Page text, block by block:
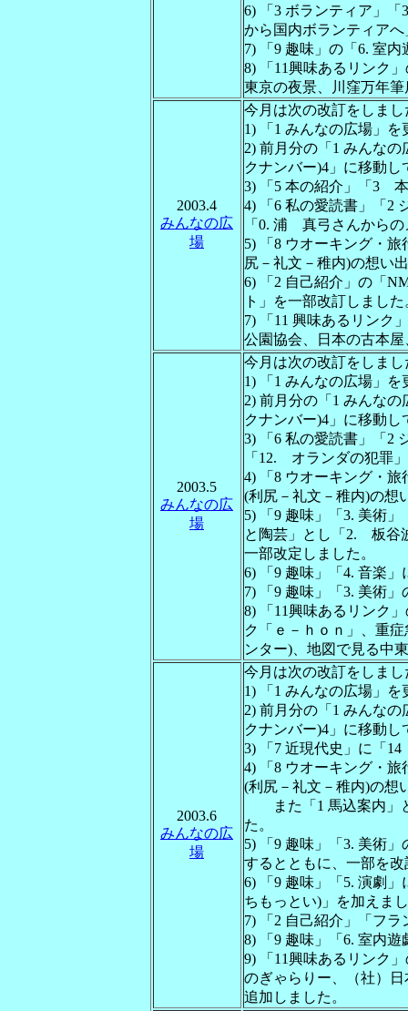
6) 「3 ボランティア」
から国内ボランティア
7) 「9 趣味」の「6. 室
8) 「11興味あるリンク
東京の夜景、川窪万年
2003.4
みんなの広
場
今月は次の改訂をしまし
1) 「1 みんなの広場」を
2) 前月分の「1 みんな
クナンバー)4」に移動し
3) 「5 本の紹介」「3
4) 「6 私の愛読書」「2
「0. 浦 真弓さんから
5) 「8 ウオーキング・
尻－礼文－稚内)の想い
6) 「2 自己紹介」の「
ト」を一部改訂しました
7) 「11 興味あるリンク
公園協会、日本の古本
2003.5
みんなの広
場
今月は次の改訂をしまし
1) 「1 みんなの広場」を
2) 前月分の「1 みんな
クナンバー)4」に移動し
3) 「6 私の愛読書」「2
「12. オランダの犯罪
4) 「8 ウオーキング・
(利尻－礼文－稚内)の想
5) 「9 趣味」「3. 美術
と陶芸」とし「2. 板谷
一部改定しました。
6) 「9 趣味」「4. 音楽
7) 「9 趣味」「3. 美術
8) 「11興味あるリンク
ク「ｅ－ｈｏｎ」、重
ンター)、地図で見る中
2003.6
みんなの広
場
今月は次の改訂をしまし
1) 「1 みんなの広場」を
2) 前月分の「1 みんな
クナンバー)4」に移動し
3) 「7 近現代史」に「
4) 「8 ウオーキング・
(利尻－礼文－稚内)の想
また「1 馬込案内」と
た。
5) 「9 趣味」「3. 美術
するとともに、一部を
6) 「9 趣味」「5. 演劇
ちもっとい)」を加えま
7) 「2 自己紹介」「フ
8) 「9 趣味」「6. 室内
9) 「11興味あるリンク
のぎゃらりー、（社）
追加しました。